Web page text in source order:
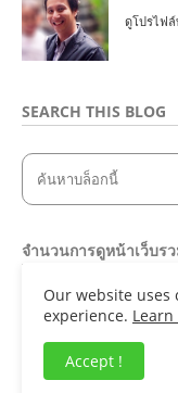
ดูโปรไฟ
SEARCH THIS BLOG
จำนวนการดูหน้าเว็บร
8409
Home
About
Copyright ©
Our website uses
experience.
Accept !